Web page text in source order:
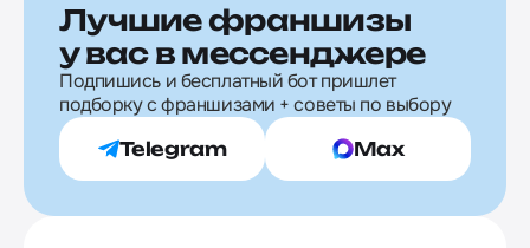
Лучшие франшизы
у вас в мессенджере
Подпишись и бесплатный бот пришлет
подборку с франшизами + советы по выбору
Telegram Max